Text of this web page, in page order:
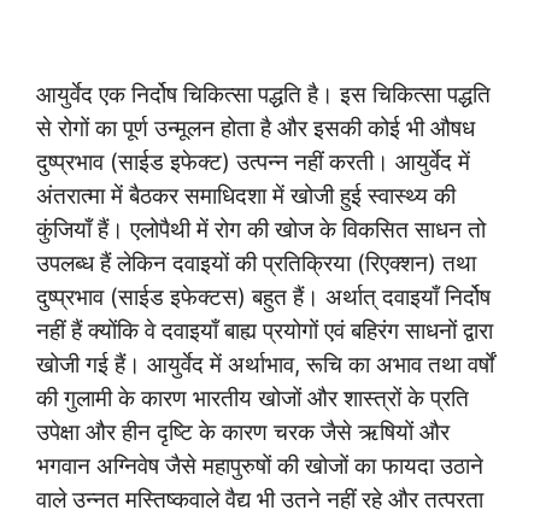
आयुर्वेद एक निर्दोष चिकित्सा पद्धति है। इस चिकित्सा पद्धति
से रोगों का पूर्ण उन्मूलन होता है और इसकी कोई भी औषध
दुष्प्रभाव (साईड इफेक्ट) उत्पन्न नहीं करती। आयुर्वेद में
अंतरात्मा में बैठकर समाधिदशा में खोजी हुई स्वास्थ्य की
कुंजियाँ हैं। एलोपैथी में रोग की खोज के विकसित साधन तो
उपलब्ध हैं लेकिन दवाइयों की प्रतिक्रिया (रिएक्शन) तथा
दुष्प्रभाव (साईड इफेक्टस) बहुत हैं। अर्थात् दवाइयाँ निर्दोष
नहीं हैं क्योंकि वे दवाइयाँ बाह्य प्रयोगों एवं बहिरंग साधनों द्वारा
खोजी गई हैं। आयुर्वेद में अर्थाभाव, रूचि का अभाव तथा वर्षों
की गुलामी के कारण भारतीय खोजों और शास्त्रों के प्रति
उपेक्षा और हीन दृष्टि के कारण चरक जैसे ऋषियों और
भगवान अग्निवेष जैसे महापुरुषों की खोजों का फायदा उठाने
वाले उन्नत मस्तिष्कवाले वैद्य भी उतने नहीं रहे और तत्परता